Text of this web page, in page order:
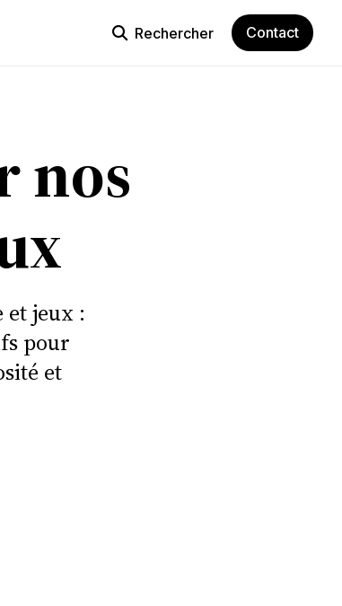
Rechercher Contact
nos
et jeux :
pour
et